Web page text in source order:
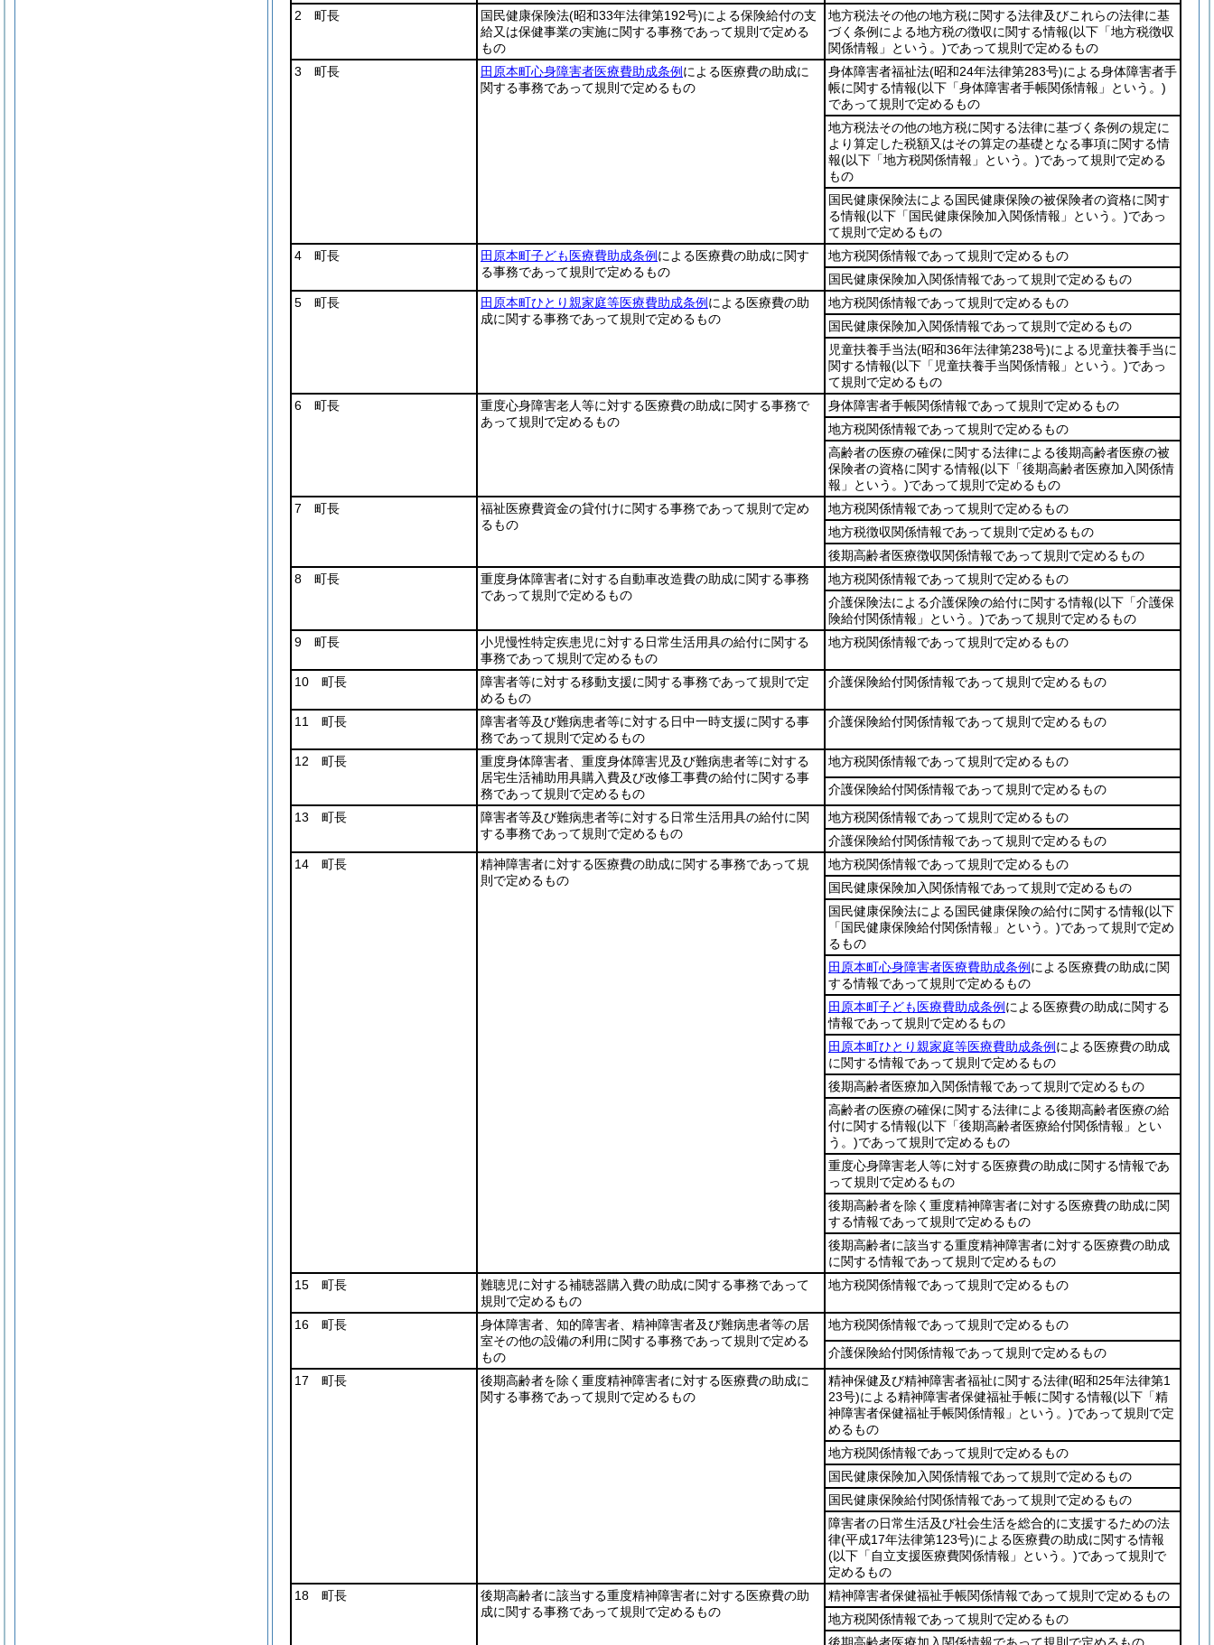
2 町長
国民健康保険法(昭和33年法律第192号)による保険給付の支
給又は保健事業の実施に関する事務であって規則で定める
もの
地方税法その他の地方税に関する法律及びこれらの法律に基
づく条例による地方税の徴収に関する情報(以下「地方税徴収
関係情報」という。)であって規則で定めるもの
3 町長
田原本町心身障害者医療費助成条例 による医療費の助成に
関する事務であって規則で定めるもの
身体障害者福祉法(昭和24年法律第283号)による身体障害者手
帳に関する情報(以下「身体障害者手帳関係情報」という。)
であって規則で定めるもの
地方税法その他の地方税に関する法律に基づく条例の規定に
より算定した税額又はその算定の基礎となる事項に関する情
報(以下「地方税関係情報」という。)であって規則で定める
もの
国民健康保険法による国民健康保険の被保険者の資格に関す
る情報(以下「国民健康保険加入関係情報」という。)であっ
て規則で定めるもの
4 町長
田原本町子ども医療費助成条例 による医療費の助成に関す
る事務であって規則で定めるもの
地方税関係情報であって規則で定めるもの
国民健康保険加入関係情報であって規則で定めるもの
5 町長
田原本町ひとり親家庭等医療費助成条例 による医療費の助
成に関する事務であって規則で定めるもの
地方税関係情報であって規則で定めるもの
国民健康保険加入関係情報であって規則で定めるもの
児童扶養手当法(昭和36年法律第238号)による児童扶養手当に
関する情報(以下「児童扶養手当関係情報」という。)であっ
て規則で定めるもの
6 町長
重度心身障害老人等に対する医療費の助成に関する事務で
あって規則で定めるもの
身体障害者手帳関係情報であって規則で定めるもの
地方税関係情報であって規則で定めるもの
高齢者の医療の確保に関する法律による後期高齢者医療の被
保険者の資格に関する情報(以下「後期高齢者医療加入関係情
報」という。)であって規則で定めるもの
7 町長
福祉医療費資金の貸付けに関する事務であって規則で定め
るもの
地方税関係情報であって規則で定めるもの
地方税徴収関係情報であって規則で定めるもの
後期高齢者医療徴収関係情報であって規則で定めるもの
8 町長
重度身体障害者に対する自動車改造費の助成に関する事務
であって規則で定めるもの
地方税関係情報であって規則で定めるもの
介護保険法による介護保険の給付に関する情報(以下「介護保
険給付関係情報」という。)であって規則で定めるもの
9 町長
小児慢性特定疾患児に対する日常生活用具の給付に関する
事務であって規則で定めるもの
地方税関係情報であって規則で定めるもの
10 町長
障害者等に対する移動支援に関する事務であって規則で定
めるもの
介護保険給付関係情報であって規則で定めるもの
11 町長
障害者等及び難病患者等に対する日中一時支援に関する事
務であって規則で定めるもの
介護保険給付関係情報であって規則で定めるもの
12 町長
重度身体障害者、重度身体障害児及び難病患者等に対する
居宅生活補助用具購入費及び改修工事費の給付に関する事
務であって規則で定めるもの
地方税関係情報であって規則で定めるもの
介護保険給付関係情報であって規則で定めるもの
13 町長
障害者等及び難病患者等に対する日常生活用具の給付に関
する事務であって規則で定めるもの
地方税関係情報であって規則で定めるもの
介護保険給付関係情報であって規則で定めるもの
14 町長
精神障害者に対する医療費の助成に関する事務であって規
則で定めるもの
地方税関係情報であって規則で定めるもの
国民健康保険加入関係情報であって規則で定めるもの
国民健康保険法による国民健康保険の給付に関する情報(以下
「国民健康保険給付関係情報」という。)であって規則で定め
るもの
田原本町心身障害者医療費助成条例 による医療費の助成に関
する情報であって規則で定めるもの
田原本町子ども医療費助成条例 による医療費の助成に関する
情報であって規則で定めるもの
田原本町ひとり親家庭等医療費助成条例 による医療費の助成
に関する情報であって規則で定めるもの
後期高齢者医療加入関係情報であって規則で定めるもの
高齢者の医療の確保に関する法律による後期高齢者医療の給
付に関する情報(以下「後期高齢者医療給付関係情報」とい
う。)であって規則で定めるもの
重度心身障害老人等に対する医療費の助成に関する情報であ
って規則で定めるもの
後期高齢者を除く重度精神障害者に対する医療費の助成に関
する情報であって規則で定めるもの
後期高齢者に該当する重度精神障害者に対する医療費の助成
に関する情報であって規則で定めるもの
15 町長
難聴児に対する補聴器購入費の助成に関する事務であって
規則で定めるもの
地方税関係情報であって規則で定めるもの
16 町長
身体障害者、知的障害者、精神障害者及び難病患者等の居
室その他の設備の利用に関する事務であって規則で定める
もの
地方税関係情報であって規則で定めるもの
介護保険給付関係情報であって規則で定めるもの
17 町長
後期高齢者を除く重度精神障害者に対する医療費の助成に
関する事務であって規則で定めるもの
精神保健及び精神障害者福祉に関する法律(昭和25年法律第1
23号)による精神障害者保健福祉手帳に関する情報(以下「精
神障害者保健福祉手帳関係情報」という。)であって規則で定
めるもの
地方税関係情報であって規則で定めるもの
国民健康保険加入関係情報であって規則で定めるもの
国民健康保険給付関係情報であって規則で定めるもの
障害者の日常生活及び社会生活を総合的に支援するための法
律(平成17年法律第123号)による医療費の助成に関する情報
(以下「自立支援医療費関係情報」という。)であって規則で
定めるもの
18 町長
後期高齢者に該当する重度精神障害者に対する医療費の助
成に関する事務であって規則で定めるもの
精神障害者保健福祉手帳関係情報であって規則で定めるもの
地方税関係情報であって規則で定めるもの